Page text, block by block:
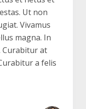
Ut non
Vivamus
magna. In
Curabitur at
a felis